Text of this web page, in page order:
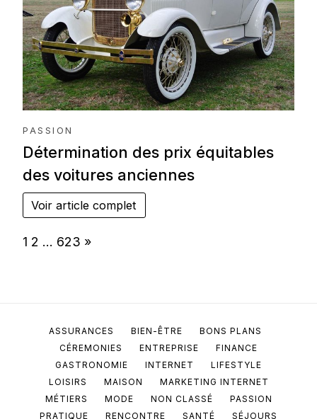
PASSION
Détermination des prix équitables
des voitures anciennes
Voir article complet
Page:
1 2 … 623 Next
»
ASSURANCES BIEN-ÊTRE
BONS PLANS
CÉREMONIES
ENTREPRISE
FINANCE
GASTRONOMIE
INTERNET
LIFESTYLE
LOISIRS
MAISON
MARKETING INTERNET
MÉTIERS
MODE NON CLASSÉ
PASSION
PRATIQUE
RENCONTRE SANTÉ SÉJOURS